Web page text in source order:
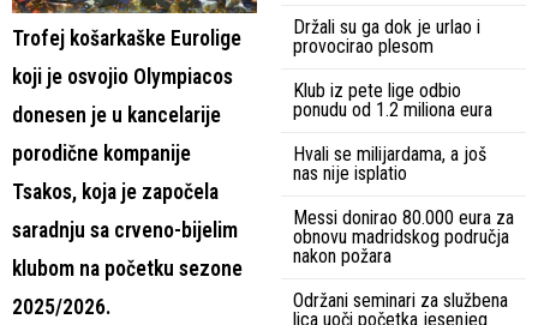
Trofej košarkaške Eurolige
koji je osvojio Olympiacos
donesen je u kancelarije
porodične kompanije
Tsakos, koja je započela
saradnju sa crveno-bijelim
klubom na početku sezone
2025/2026.
Držali su ga dok je urlao i
provocirao plesom
Klub iz pete lige odbio
ponudu od 1.2 miliona eura
Hvali se milijardama, a još
nas nije isplatio
Messi donirao 80.000 eura za
obnovu madridskog područja
nakon požara
Održani seminari za službena
lica uoči početka jesenjeg